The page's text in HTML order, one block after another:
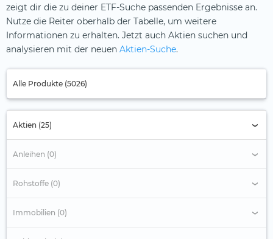
zeigt dir die zu deiner ETF-Suche passenden Ergebnisse an.
Nutze die Reiter oberhalb der Tabelle, um weitere
Informationen zu erhalten. Jetzt auch Aktien suchen und
analysieren mit der neuen Aktien-Suche.
Alle Produkte (5026)
Aktien (25)
Anleihen (0)
Rohstoffe (0)
Immobilien (0)